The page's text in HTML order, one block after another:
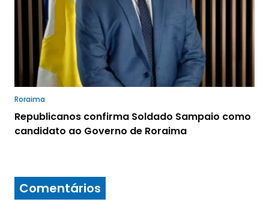
Roraima
Republicanos confirma Soldado Sampaio como
candidato ao Governo de Roraima
Comentários